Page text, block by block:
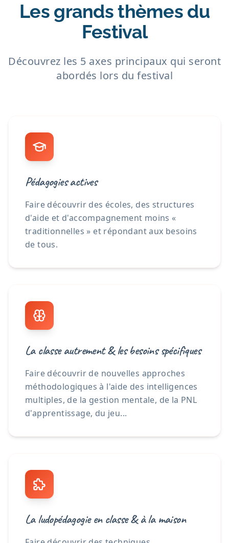
Les grands thèmes du
Festival
Découvrez les 5 axes principaux qui seront
abordés lors du festival
Pédagogies actives
Faire découvrir des écoles, des structures
d'aide et d'accompagnement moins «
traditionnelles » et répondant aux besoins
de tous.
La classe autrement & les besoins spécifiques
Faire découvrir de nouvelles approches
méthodologiques à l'aide des intelligences
multiples, de la gestion mentale, de la PNL
d'apprentissage, du jeu...
La ludopédagogie en classe & à la maison